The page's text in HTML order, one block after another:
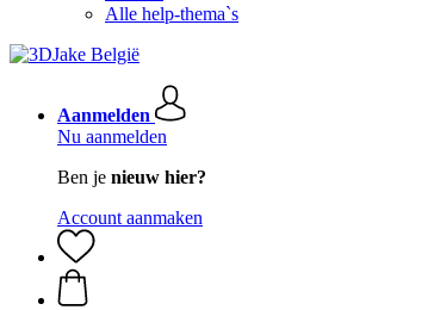
Alle help-thema`s
Aanmelden
Nu aanmelden
Ben je nieuw hier?
Account aanmaken